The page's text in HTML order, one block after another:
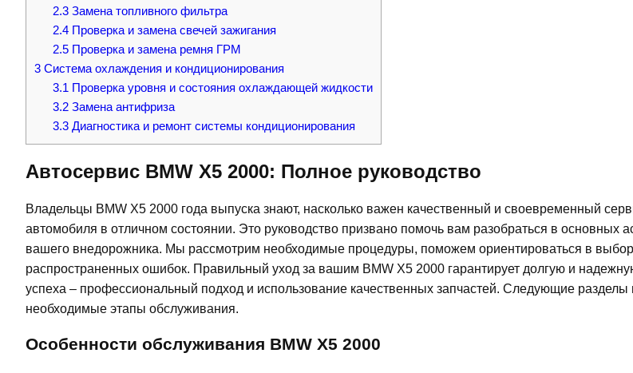
2.3Замена топливного фильтра
2.4Проверка и замена свечей зажигания
2.5Проверка и замена ремня ГРМ
3 Система охлаждения и кондиционирования
3.1 Проверка уровня и состояния охлаждающей жидкости
3.2Замена антифриза
3.3Диагностика и ремонт системы кондиционирования
Автосервис BMW X5 2000: Полное руководство
Владельцы BMW X5 2000 года выпуска знают, насколько важен качественный и своевременный
автомобиля в отличном состоянии. Это руководство призвано помочь вам разобраться в основных
вашего внедорожника. Мы рассмотрим необходимые процедуры, поможем ориентироваться в
распространенных ошибок. Правильный уход за вашим BMW X5 2000 гарантирует долгую и
успеха – профессиональный подход и использование качественных запчастей. Следующие
необходимые этапы обслуживания.
Особенности обслуживания BMW X5 2000